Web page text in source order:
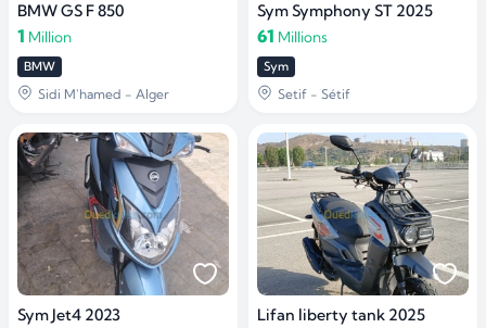
BMW GS F 850
1 Million
BMW
Sidi M'hamed - Alger
Sym Symphony ST 2025
61 Millions
Sym
Setif - Sétif
Sym Jet4 2023 Lifan liberty tank 2025